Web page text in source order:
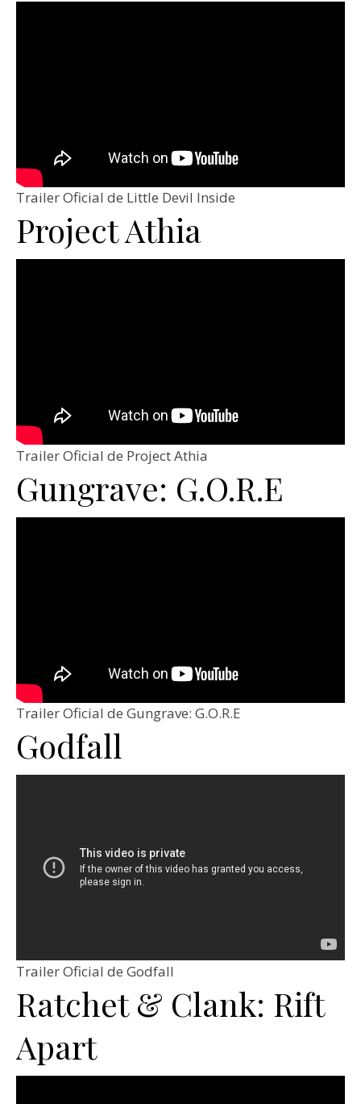
Trailer Oficial de Little Devil Inside
Project Athia
Trailer Oficial de Project Athia
Gungrave: G.O.R.E
Trailer Oficial de Gungrave: G.O.R.E
Godfall
Trailer Oficial de Godfall
Ratchet & Clank: Rift
Apart